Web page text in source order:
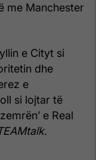
me Manchester
e Cityt si
dhe
e
si lojtar të
e Real
.